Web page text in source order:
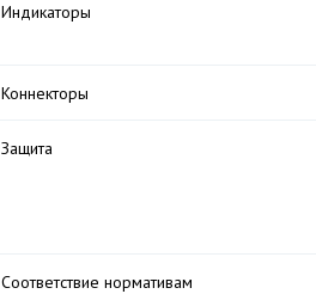
Индикаторы
Коннекторы
Защита
Соответствие нормативам